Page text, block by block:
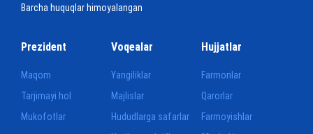
Barcha huquqlar himoyalangan
Prezident
Maqom
Tarjimayi hol
Mukofotlar
Voqealar
Yangiliklar
Majlislar
Hududlarga safarlar
Hujjatlar
Farmonlar
Qarorlar
Farmoyishlar